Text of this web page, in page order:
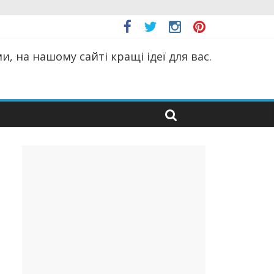
на нашому сайті кращі ідеї для вас.